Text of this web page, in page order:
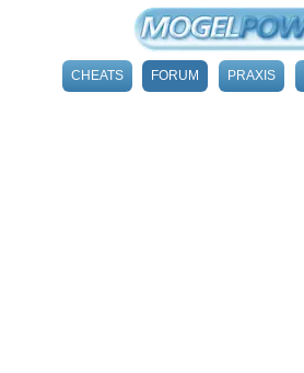
CHEATS FORUM PRAXIS